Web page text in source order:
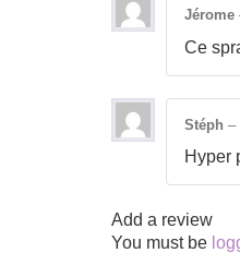
Jérome
Ce
Stéph –
Hyper
Add a review
You must be